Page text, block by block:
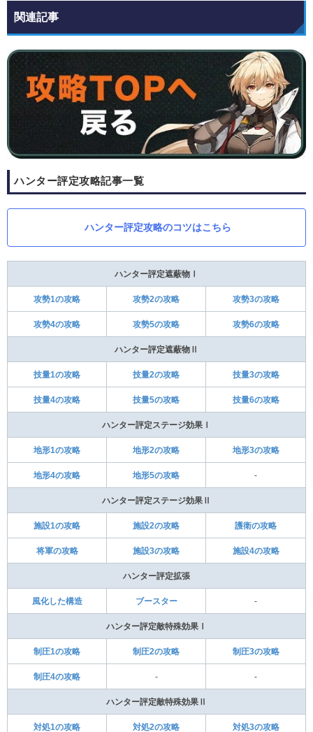
関連記事
ハンター評定攻略記事一覧
ハンター評定攻略のコツはこちら
ハンター評定遮蔽物Ⅰ
攻勢1の攻略 攻勢2の攻略 攻勢3の攻略
攻勢4の攻略 攻勢5の攻略 攻勢6の攻略
ハンター評定遮蔽物Ⅱ
技量1の攻略 技量2の攻略 技量3の攻略
技量4の攻略 技量5の攻略 技量6の攻略
ハンター評定ステージ効果Ⅰ
地形1の攻略 地形2の攻略 地形3の攻略
地形4の攻略 地形5の攻略 -
ハンター評定ステージ効果Ⅱ
施設1の攻略 施設2の攻略 護衛の攻略
将軍の攻略 施設3の攻略 施設4の攻略
ハンター評定拡張
風化した構造 ブースター -
ハンター評定敵特殊効果Ⅰ
制圧1の攻略 制圧2の攻略 制圧3の攻略
制圧4の攻略 - -
ハンター評定敵特殊効果Ⅱ
対処1の攻略 対処2の攻略 対処3の攻略